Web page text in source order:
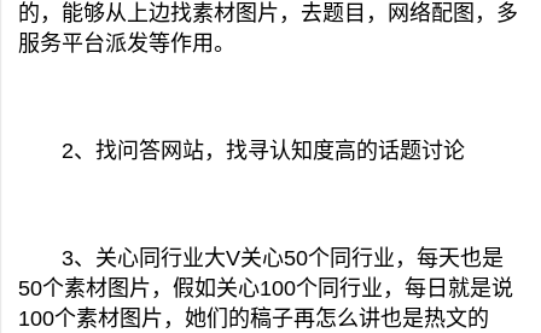
的，能够从上边找素材图片，去题目，网络配图，多
服务平台派发等作用。
2、找问答网站，找寻认知度高的话题讨论
3、关心同行业大V关心50个同行业，每天也是
50个素材图片，假如关心100个同行业，每日就是说
100个素材图片，她们的稿子再怎么讲也是热文的